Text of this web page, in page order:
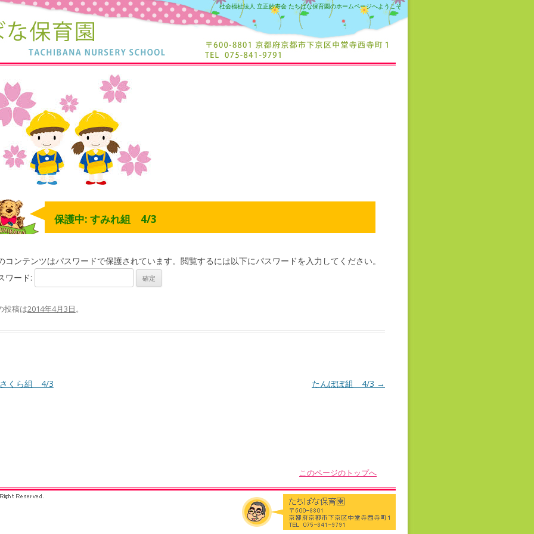
社会福祉法人 立正妙寿会 たちばな保育園のホームページへようこそ
保護中: すみれ組 4/3
コンテンツはパスワードで保護されています。閲覧するには以下にパスワードを入力してください。
ワード:
投稿は2014年4月3日。
稿ナビゲーション
くら組 4/3 たんぽぽ組 4/3 →
このページのトップへ